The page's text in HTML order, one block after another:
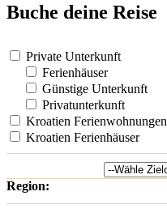
Buche deine Reise
Private Unterkunft
Ferienhäuser
Günstige Unterkunft
Privatunterkunft
Kroatien Ferienwohnungen
Kroatien Ferienhäuser
Region: